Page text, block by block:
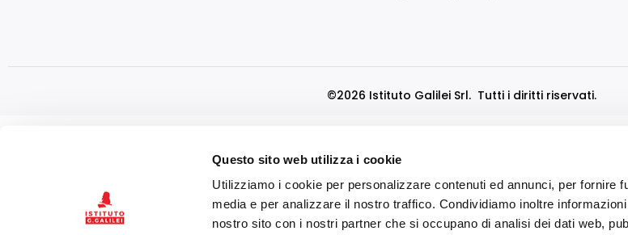
Questo sito web utilizza i cookie
Utilizziamo i cookie per personalizzare contenuti ed annunci, per fornire
media e per analizzare il nostro traffico. Condividiamo inoltre
nostro sito con i nostri partner che si occupano di analisi dei dati web,
©2026 Istituto Galilei Srl. Tutti i diritti riservati.